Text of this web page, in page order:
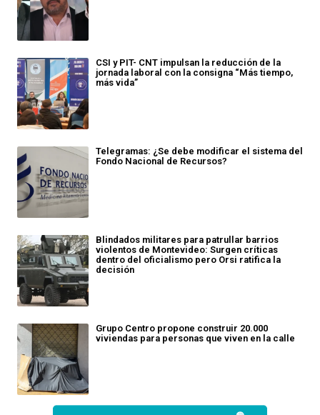
CSI y PIT- CNT impulsan la reducción de la
jornada laboral con la consigna “Más tiempo,
más vida”
Telegramas: ¿Se debe modificar el sistema del
Fondo Nacional de Recursos?
Blindados militares para patrullar barrios
violentos de Montevideo: Surgen críticas
dentro del oficialismo pero Orsi ratifica la
decisión
Grupo Centro propone construir 20.000
viviendas para personas que viven en la calle